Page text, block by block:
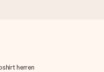
schicken es blitzschnell –
herren